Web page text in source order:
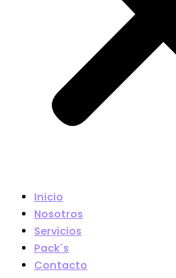
Inicio
Nosotros
Servicios
Pack´s
Contacto